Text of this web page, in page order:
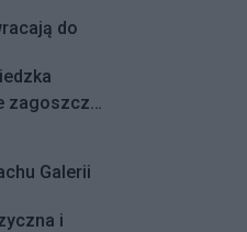
do
sierpnia
„O
Galerii
i